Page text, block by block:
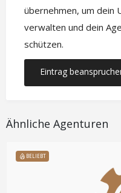
übernehmen, um dein
verwalten und dein
schützen.
Eintrag
Ähnliche Agenturen
BELIEBT